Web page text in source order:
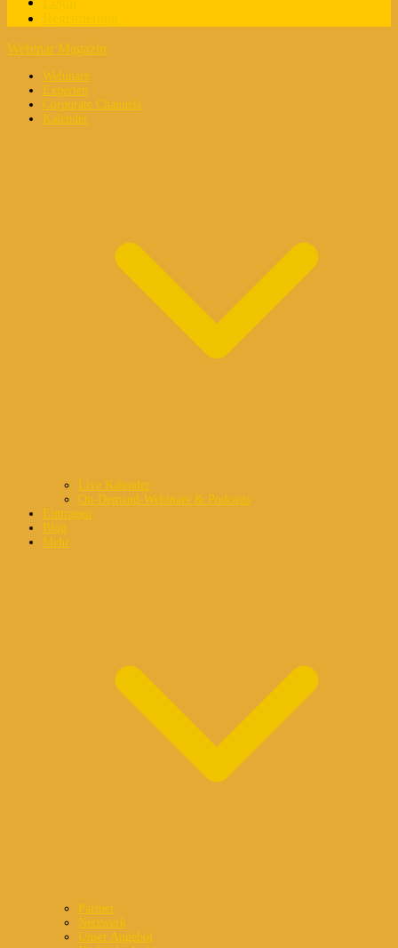
Webinar Magazin
Webinare
Experten
Corporate Channels
Kalender
Live Kalender
On-Demand-Webinare & Podcasts
Eintragen
Blog
Mehr
Partner
Netzwerk
Unser Angebot